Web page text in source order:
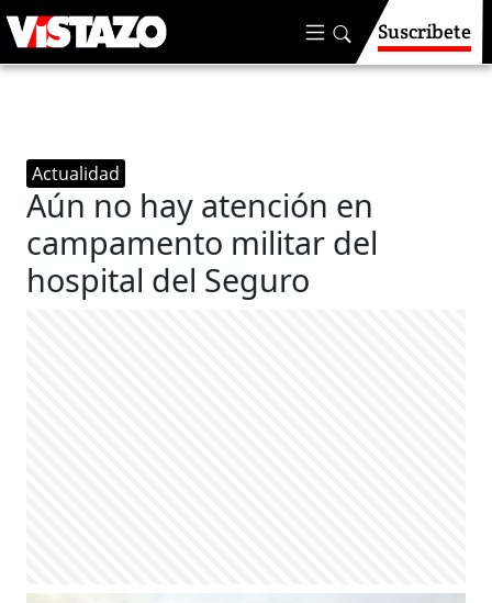
Suscríbete
Actualidad
Aún no hay atención en
campamento militar del
hospital del Seguro